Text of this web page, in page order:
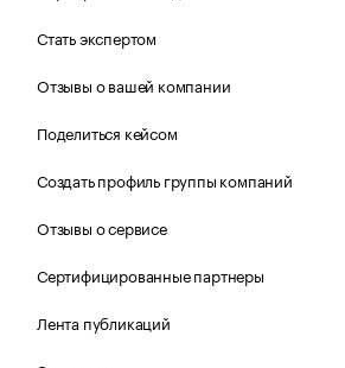
Стать экспертом
Отзывы о вашей компании
Поделиться кейсом
Создать профиль группы компаний
Отзывы о сервисе
Сертифицированные партнеры
Лента публикаций